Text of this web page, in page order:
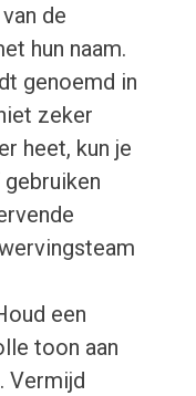
de
hun naam.
genoemd in
zeker
heet, kun je
een
toon aan
Vermijd